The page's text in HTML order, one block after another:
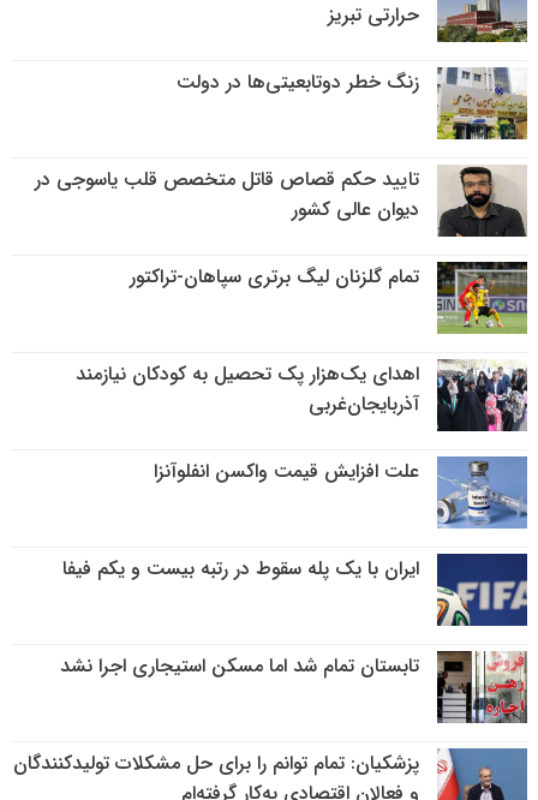
حرارتی تبریز
زنگ خطر دوتابعیتی‌ها در دولت
تایید حکم قصاص قاتل متخصص قلب یاسوجی در
دیوان عالی کشور
تمام گلزنان لیگ‌ برتری سپاهان-تراکتور
اهدای یک‌هزار پک تحصیل به کودکان نیازمند
آذربایجان‌غربی
علت افزایش قیمت واکسن انفلوآنزا
ایران با یک پله سقوط در رتبه بیست و یکم فیفا
تابستان تمام شد اما مسکن استیجاری اجرا نشد
پزشکیان: تمام توانم را برای حل مشکلات تولیدکنندگان
و فعالان اقتصادی به‌کار گرفته‌ام